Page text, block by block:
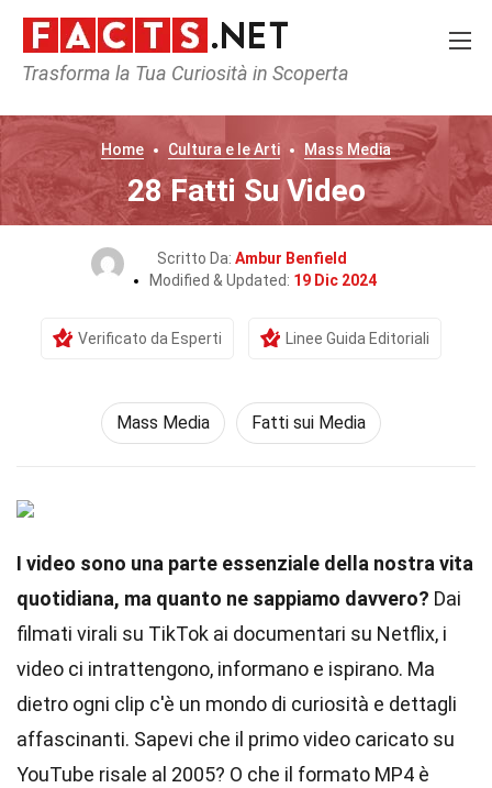
Trasforma la Tua Curiosità in Scoperta
Home Cultura e le Arti Mass Media
28 Fatti Su Video
Scritto Da: Ambur Benfield
Modified & Updated: 19 Dic 2024
Verificato da Esperti Linee Guida Editoriali
Mass Media Fatti sui Media
I video sono una parte essenziale della nostra vita
quotidiana, ma quanto ne sappiamo davvero? Dai
filmati virali su TikTok ai documentari su Netflix, i
video ci intrattengono, informano e ispirano. Ma
dietro ogni clip c'è un mondo di curiosità e dettagli
affascinanti. Sapevi che il primo video caricato su
YouTube risale al 2005? O che il formato MP4 è